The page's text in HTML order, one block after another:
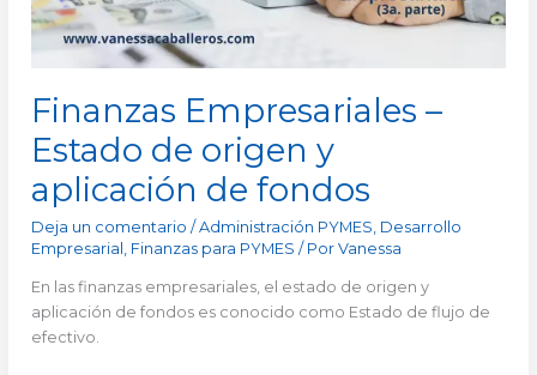
Finanzas Empresariales –
Estado de origen y
aplicación de fondos
Deja un comentario /Administración PYMES Desarrollo
Empresarial Finanzas para PYMES / PorVanessa
En las finanzas empresariales, el estado de origen y
aplicación de fondos es conocido como Estado de flujo de
efectivo.
de
fondos